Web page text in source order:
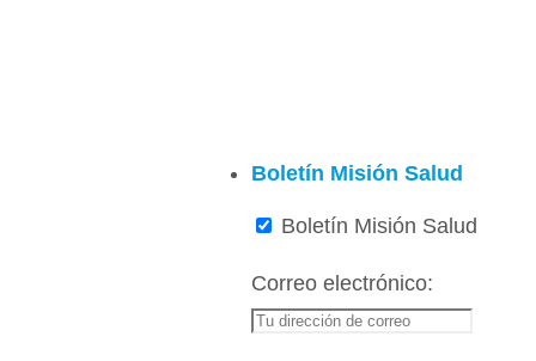
Boletín Misión Salud
Boletín Misión Salud
Correo electrónico: